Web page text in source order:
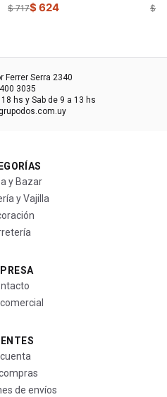
$ 717$ 624 $
Ferrer Serra 2340
3035
hs y Sab de 9 a 13 hs
y Bazar
y Vajilla
comercial
de envíos